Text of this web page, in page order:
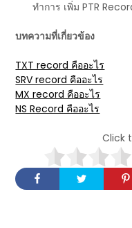
ทำการ เพิ่ม PTR
บทความที่เกี่ยวข้อง
TXT record คืออะไร
SRV record คืออะไร
MX record คืออะไร
NS Record คืออะไร
Click